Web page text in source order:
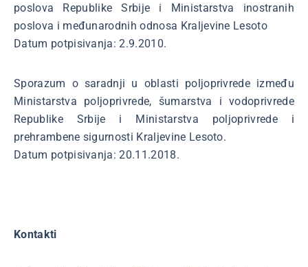
poslova Republike Srbije i Ministarstva inostranih
poslova i međunarodnih odnosa Kraljevine Lesoto
Datum potpisivanja: 2.9.2010.
Sporazum o saradnji u oblasti poljoprivrede između
Ministarstva poljoprivrede, šumarstva i vodoprivrede
Republike Srbije i Ministarstva poljoprivrede i
prehrambene sigurnosti Kraljevine Lesoto.
Datum potpisivanja: 20.11.2018.
Kontakti